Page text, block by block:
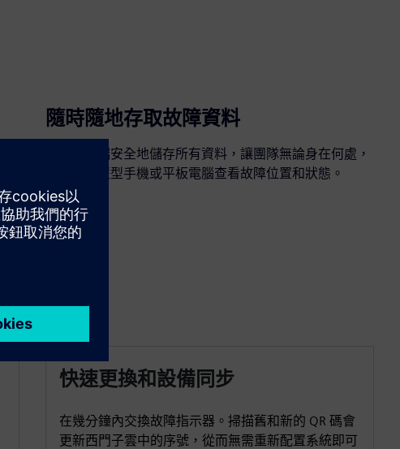
隨時隨地存取故障資料
西門子雲端安全地儲存所有資料，讓團隊無論身在何處，
都能從智慧型手機或平板電腦查看故障位置和狀態。
快速更換和設備同步
在幾分鐘內交換故障指示器。掃描舊和新的 QR 碼會
更新西門子雲中的序號，從而無需重新配置系統即可